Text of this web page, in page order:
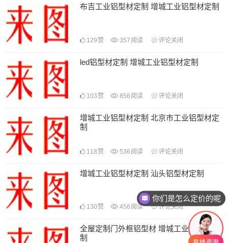
布吉工业铝型材定制 增城工业铝型材定制
129 赞 357 阅读 评论关闭
led铝型材定制 增城工业铝型材定制
103 赞 856 阅读 评论关闭
增城工业铝型材定制 北京市工业铝型材定
制
118 赞 536 阅读 评论关闭
增城工业铝型材定制 汕头铝型材定制
130 赞 456 阅读 评论关闭
全屋定制门外框铝型材 增城工业铝型材定
制
你们是怎么定价的呢